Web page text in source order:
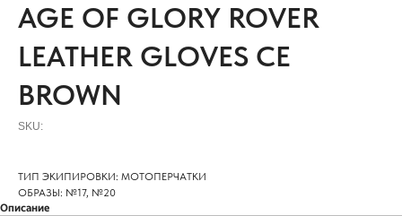
AGE OF GLORY ROVER
LEATHER GLOVES CE
BROWN
SKU:
ТИП ЭКИПИРОВКИ: МОТОПЕРЧАТКИ
ОБРАЗЫ: №17, №20
Описание